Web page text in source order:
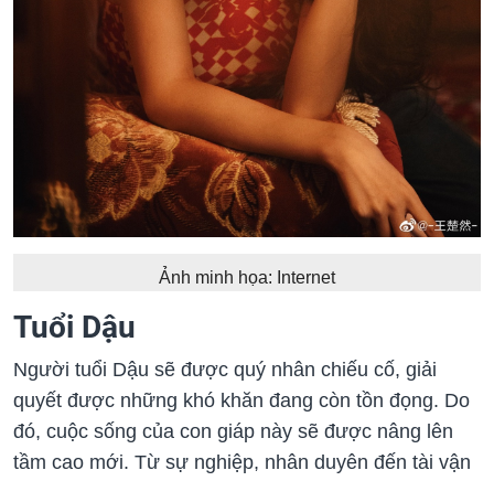
Ảnh minh họa: Internet
Tuổi Dậu
Người tuổi Dậu sẽ được quý nhân chiếu cố, giải
quyết được những khó khăn đang còn tồn đọng. Do
đó, cuộc sống của con giáp này sẽ được nâng lên
tầm cao mới. Từ sự nghiệp, nhân duyên đến tài vận